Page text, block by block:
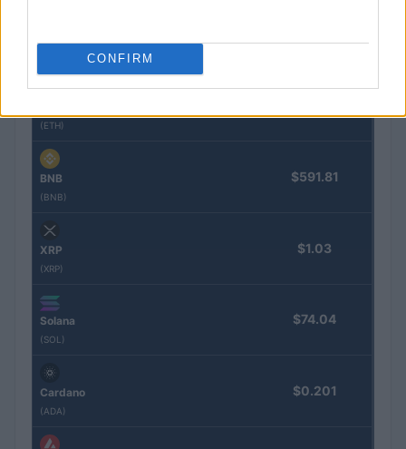
CONFIRM
(ETH)
BNB
(BNB)
$591.81
XRP
(XRP)
$1.03
Solana
(SOL)
$74.04
Cardano
(ADA)
$0.201